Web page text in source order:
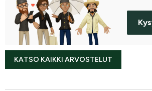
KATSO KAIKKI ARVOSTELUT